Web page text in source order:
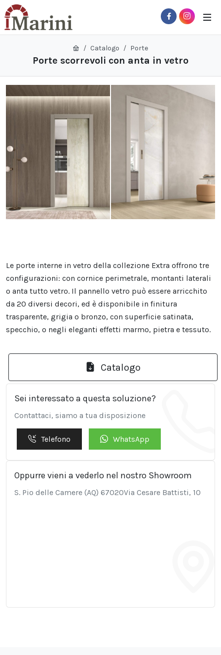
Menu
Catalogo Porte
Porte scorrevoli con anta in vetro
Le porte interne in vetro della collezione Extra offrono tre
configurazioni: con cornice perimetrale, montanti laterali
o anta tutto vetro. Il pannello vetro può essere arricchito
da 20 diversi decori, ed è disponibile in finitura
trasparente, grigia o bronzo, con superficie satinata,
specchio, o negli eleganti effetti marmo, pietra e tessuto.
Catalogo
Sei interessato a questa soluzione?
Contattaci, siamo a tua disposizione
Telefono WhatsApp
Oppurre vieni a vederlo nel nostro Showroom
S. Pio delle Camere (AQ) 67020Via Cesare Battisti, 10